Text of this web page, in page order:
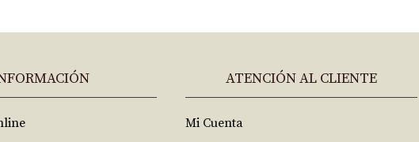
ATENCIÓN AL CLIENTE
Mi Cuenta